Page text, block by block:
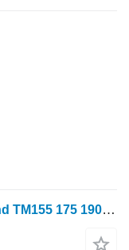
Parts, ersatzteile, pieces New Holland TM155 175 190 parts, ersatzteile, pieces paredzēts New Holland TM155 175 190 riteņtraktora